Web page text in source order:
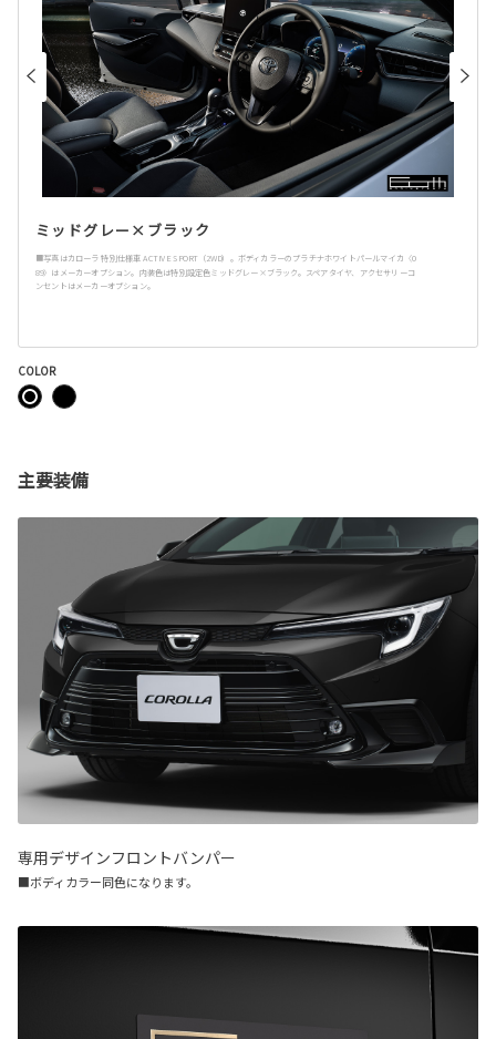
ミッドグレー×ブラック
■写真はカローラ 特別仕様車 ACTIVE SPORT（2WD）。ボディカラーのプラチナホワイトパールマイカ〈0
89〉はメーカーオプション。内装色は特別設定色ミッドグレー×ブラック。スペアタイヤ、アクセサリーコ
ンセントはメーカーオプション。
COLOR
主要装備
専用デザインフロントバンパー
■ボディカラー同色になります。